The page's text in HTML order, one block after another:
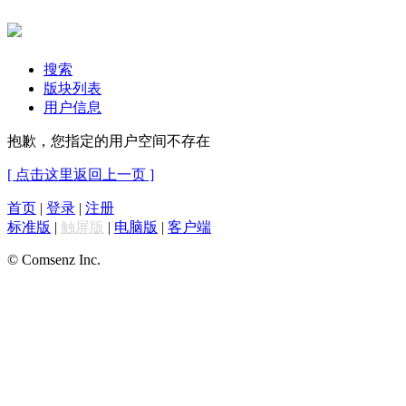
搜索
版块列表
用户信息
抱歉，您指定的用户空间不存在
[ 点击这里返回上一页 ]
首页 | 登录 | 注册
标准版 | 触屏版 | 电脑版 | 客户端
© Comsenz Inc.